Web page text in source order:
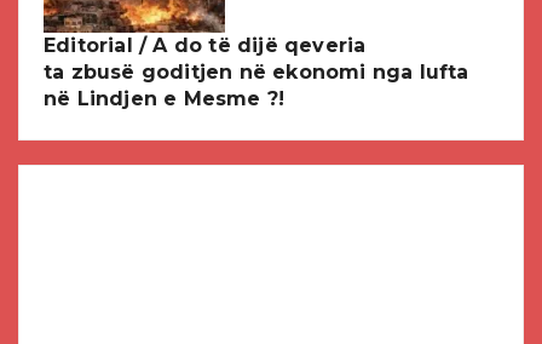
Editorial / A do të dijë qeveria
ta zbusë goditjen në ekonomi nga lufta
në Lindjen e Mesme ?!